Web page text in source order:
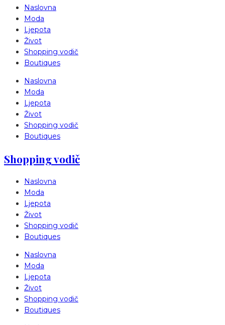
Naslovna
Moda
Ljepota
Život
Shopping vodič
Boutiques
Naslovna
Moda
Ljepota
Život
Shopping vodič
Boutiques
Shopping vodič
Naslovna
Moda
Ljepota
Život
Shopping vodič
Boutiques
Naslovna
Moda
Ljepota
Život
Shopping vodič
Boutiques